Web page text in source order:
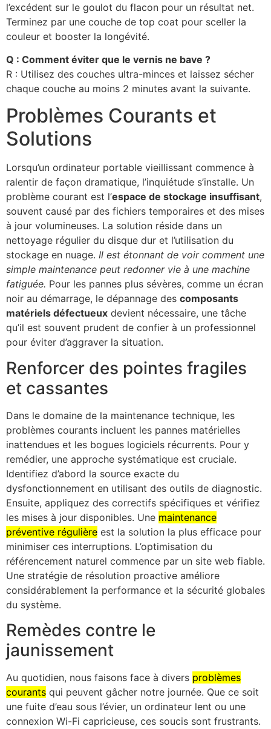
l’excédent sur le goulot du flacon pour un résultat net.
Terminez par une couche de top coat pour sceller la
couleur et booster la longévité.
Q : Comment éviter que le vernis ne bave ?
R : Utilisez des couches ultra-minces et laissez sécher
chaque couche au moins 2 minutes avant la suivante.
Problèmes Courants et
Solutions
Lorsqu’un ordinateur portable vieillissant commence à
ralentir de façon dramatique, l’inquiétude s’installe. Un
problème courant est l’espace de stockage insuffisant,
souvent causé par des fichiers temporaires et des mises
à jour volumineuses. La solution réside dans un
nettoyage régulier du disque dur et l’utilisation du
stockage en nuage. Il est étonnant de voir comment une
simple maintenance peut redonner vie à une machine
fatiguée. Pour les pannes plus sévères, comme un écran
noir au démarrage, le dépannage des composants
matériels défectueux devient nécessaire, une tâche
qu’il est souvent prudent de confier à un professionnel
pour éviter d’aggraver la situation.
Renforcer des pointes fragiles
et cassantes
Dans le domaine de la maintenance technique, les
problèmes courants incluent les pannes matérielles
inattendues et les bogues logiciels récurrents. Pour y
remédier, une approche systématique est cruciale.
Identifiez d’abord la source exacte du
dysfonctionnement en utilisant des outils de diagnostic.
Ensuite, appliquez des correctifs spécifiques et vérifiez
les mises à jour disponibles. Une maintenance
préventive régulière est la solution la plus efficace pour
minimiser ces interruptions. L’optimisation du
référencement naturel commence par un site web fiable.
Une stratégie de résolution proactive améliore
considérablement la performance et la sécurité globales
du système.
Remèdes contre le
jaunissement
Au quotidien, nous faisons face à divers problèmes
courants qui peuvent gâcher notre journée. Que ce soit
une fuite d’eau sous l’évier, un ordinateur lent ou une
connexion Wi-Fi capricieuse, ces soucis sont frustrants.